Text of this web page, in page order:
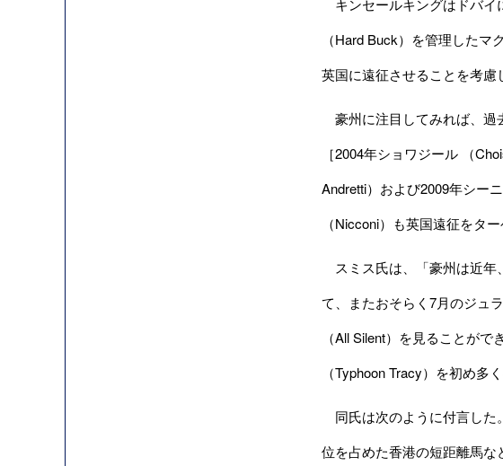
キンセールキングはドバイ
（Hard Buck）を管理した
英国に遠征させることを考慮
豪州に注目してみれば、過
［2004年ショワジール （
Andretti）および2009年シー
（Nicconi）も英国遠征をタ
スミス氏は、「豪州は近年
て、またおそらく7月のジュ
（All Silent）を見ることが
（Typhoon Tracy）を初め多
同氏は次のように付言した
位を占めた香港の短距離馬